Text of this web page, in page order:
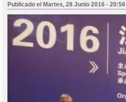
Publicado el Martes, 28 Junio 2016 - 20:56